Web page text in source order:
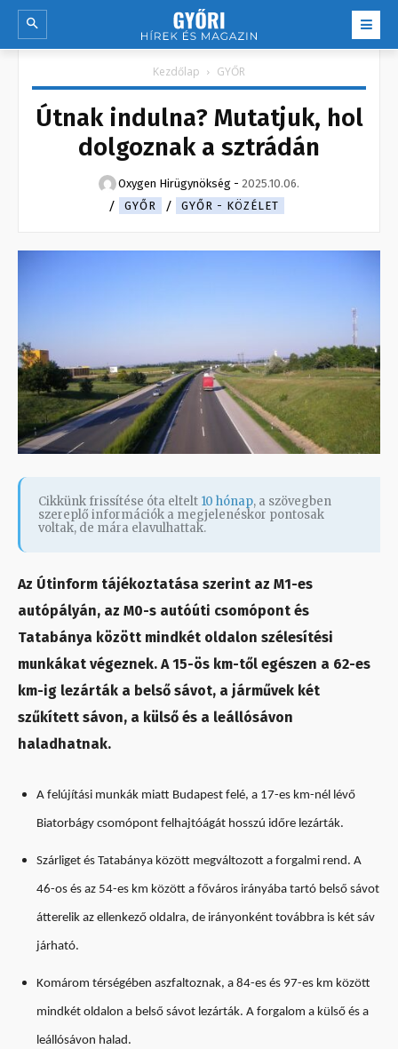
Kezdőlap GYŐR
Útnak indulna? Mutatjuk, hol
dolgoznak a sztrádán
Oxygen Hirügynökség - 2025.10.06.
GYŐR
GYŐR - KÖZÉLET
Cikkünk frissítése óta eltelt 10 hónap, a szövegben
szereplő információk a megjelenéskor pontosak
voltak, de mára elavulhattak.
Az Útinform tájékoztatása szerint az M1-es
autópályán, az M0-s autóúti csomópont és
Tatabánya között mindkét oldalon szélesítési
munkákat végeznek. A 15-ös km-től egészen a 62-es
km-ig lezárták a belső sávot, a járművek két
szűkített sávon, a külső és a leállósávon
haladhatnak.
A felújítási munkák miatt Budapest felé, a 17-es km-nél lévő
Biatorbágy csomópont felhajtóágát hosszú időre lezárták.
Szárliget és Tatabánya között megváltozott a forgalmi rend. A
46-os és az 54-es km között a főváros irányába tartó belső sávot
átterelik az ellenkező oldalra, de irányonként továbbra is két sáv
járható.
Komárom térségében aszfaltoznak, a 84-es és 97-es km között
mindkét oldalon a belső sávot lezárták. A forgalom a külső és a
leállósávon halad.